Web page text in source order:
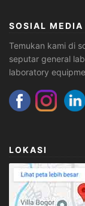
SOSIAL MEDIA
Temukan kami di
seputar general
laboratory
LOKASI